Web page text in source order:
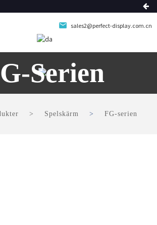
sales2@perfect-display.com.cn
Serien
Spelskärm FG-serien